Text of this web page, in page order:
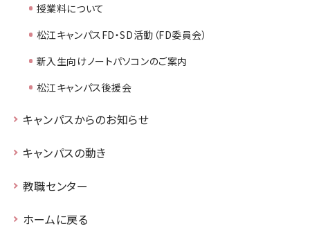
授業料について
松江キャンパスFD・SD活動（FD委員会）
新入生向けノートパソコンのご案内
松江キャンパス後援会
キャンパスからのお知らせ
キャンパスの動き
教職センター
ホームに戻る